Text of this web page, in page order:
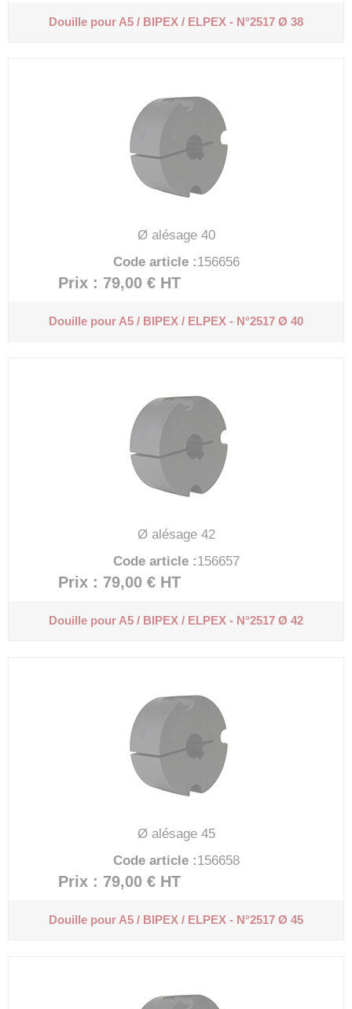
Douille pour A5 / BIPEX / ELPEX - N°2517 Ø 38
Ø alésage 40
Code article :156656
Prix : 79,00 € HT
Douille pour A5 / BIPEX / ELPEX - N°2517 Ø 40
Ø alésage 42
Code article :156657
Prix : 79,00 € HT
Douille pour A5 / BIPEX / ELPEX - N°2517 Ø 42
Ø alésage 45
Code article :156658
Prix : 79,00 € HT
Douille pour A5 / BIPEX / ELPEX - N°2517 Ø 45